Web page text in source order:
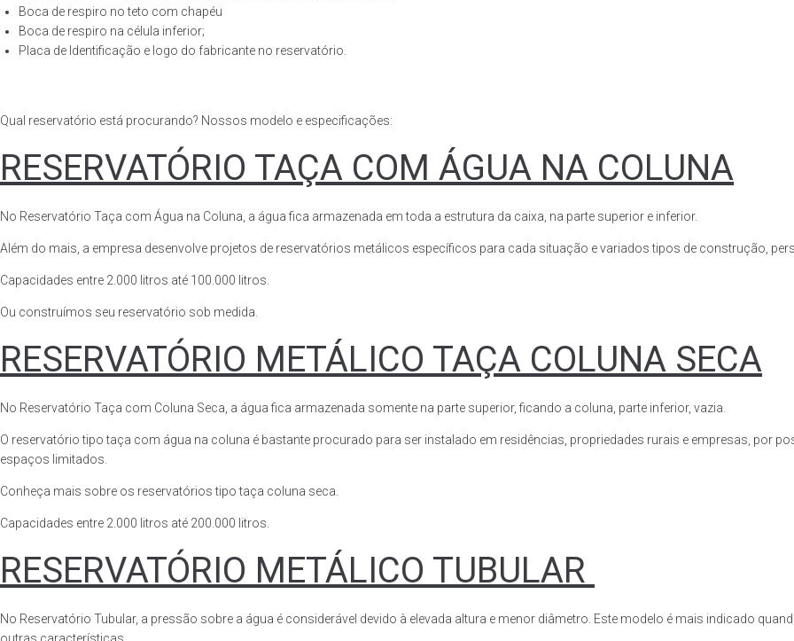
Boca de respiro no teto com chapéu
Boca de respiro na célula inferior;
Placa de Identificação e logo do fabricante no reservatório.
Qual reservatório está procurando? Nossos modelo e especificações:
RESERVATÓRIO TAÇA COM ÁGUA NA COLUNA
No Reservatório Taça com Água na Coluna, a água fica armazenada em toda a estrutura da caixa, na parte superior e inferior.
Além do mais, a empresa desenvolve projetos de reservatórios metálicos específicos para cada situação e variados tipos de construção,
Capacidades entre 2.000 litros até 100.000 litros.
Ou construímos seu reservatório sob medida.
RESERVATÓRIO METÁLICO TAÇA COLUNA SECA
No Reservatório Taça com Coluna Seca, a água fica armazenada somente na parte superior, ficando a coluna, parte inferior, vazia.
O reservatório tipo taça com água na coluna é bastante procurado para ser instalado em residências, propriedades rurais e empresas, por
espaços limitados.
Conheça mais sobre os reservatórios tipo taça coluna seca.
Capacidades entre 2.000 litros até 200.000 litros.
RESERVATÓRIO METÁLICO TUBULAR
No Reservatório Tubular, a pressão sobre a água é considerável devido à elevada altura e menor diâmetro. Este modelo é mais indicado